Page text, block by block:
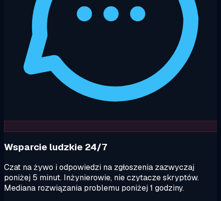
Wsparcie ludzkie 24/7
Czat na żywo i odpowiedzi na zgłoszenia zazwyczaj
poniżej 5 minut. Inżynierowie, nie czytacze skryptów.
Mediana rozwiązania problemu poniżej 1 godziny.